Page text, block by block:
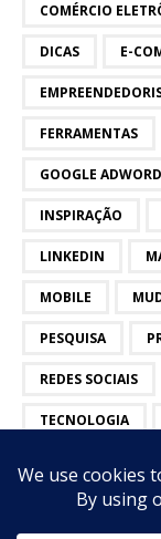
COMÉRCIO
DICAS E-
FERRAMENTAS
GOOGLE
INSPIRAÇÃO
LINKEDIN
MOBILE
PESQUISA
REDES SOCIAIS
TECNOLOGIA